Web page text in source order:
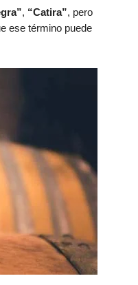
, “Catira”, pero
ese término puede